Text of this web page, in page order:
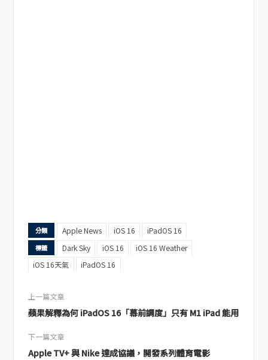
分類 Apple News iOS 16 iPadOS 16
標籤 Dark Sky iOS 16
iOS 16 Weather
iOS 16天氣
iPadOS 16
上一篇文章
蘋果解釋為何 iPadOS 16「幕前調度」只有 M1 iPad 能用
下一篇文章
Apple TV+ 與 Nike 達成協議，開發系列體育電影